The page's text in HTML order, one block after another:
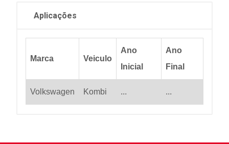
Aplicações
Marca Veiculo
Ano
Inicial
Ano
Final
Volkswagen Kombi ... ...